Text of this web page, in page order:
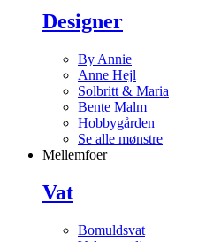
Designer
By Annie
Anne Hejl
Solbritt & Maria
Bente Malm
Hobbygården
Se alle mønstre
Mellemfoer
Vat
Bomuldsvat